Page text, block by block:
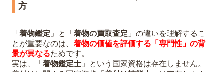
方
「 着物鑑定 」と「 着物の買取査定 」の違いを理解するこ
とが重要なのは、 着物の価値を評価する「専門性」の背
景が異なるためです。
実は、「 着物鑑定士 」という国家資格は存在しません。